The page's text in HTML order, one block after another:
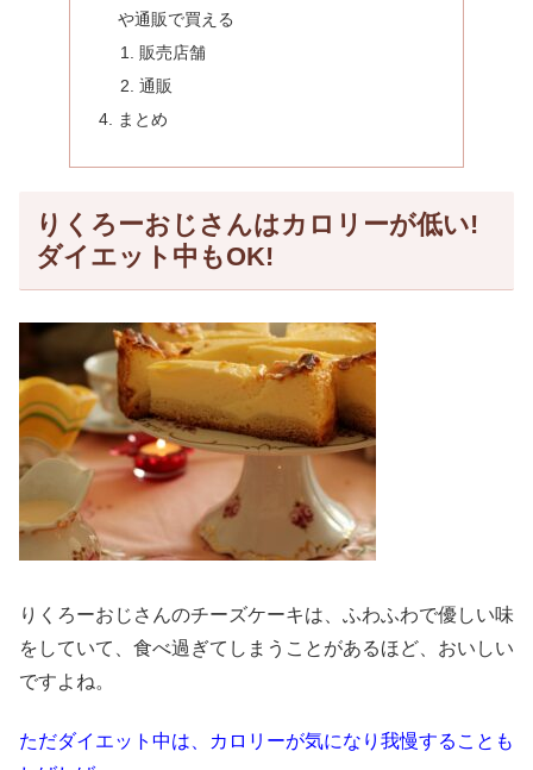
や通販で買える
販売店舗
通販
まとめ
りくろーおじさんはカロリーが低い!
ダイエット中もOK!
りくろーおじさんのチーズケーキは、ふわふわで優しい味
をしていて、食べ過ぎてしまうことがあるほど、おいしい
ですよね。
ただダイエット中は、カロリーが気になり我慢することも